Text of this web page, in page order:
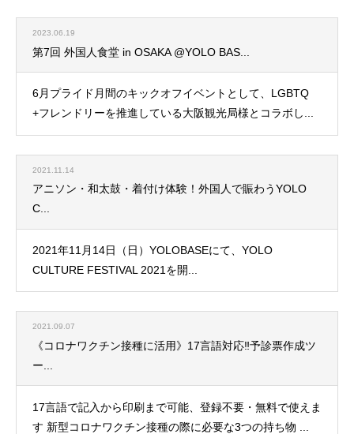
2023.06.19
第7回 外国人食堂 in OSAKA @YOLO BAS...
6月プライド月間のキックオフイベントとして、LGBTQ
+フレンドリーを推進している大阪観光局様とコラボし...
2021.11.14
アニソン・和太鼓・着付け体験！外国人で賑わうYOLO
C...
2021年11月14日（日）YOLOBASEにて、YOLO
CULTURE FESTIVAL 2021を開...
2021.09.07
《コロナワクチン接種に活用》17言語対応‼予診票作成ツ
ー...
17言語で記入から印刷まで可能、登録不要・無料で使えま
す 新型コロナワクチン接種の際に必要な3つの持ち物 ...